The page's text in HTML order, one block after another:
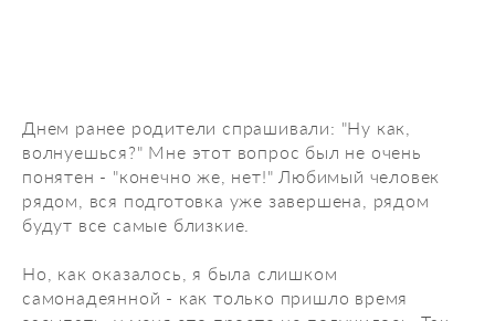
Днем ранее родители спрашивали: "Ну как,
волнуешься?" Мне этот вопрос был не очень
понятен - "конечно же, нет!" Любимый человек
рядом, вся подготовка уже завершена, рядом
будут все самые близкие.
Но, как оказалось, я была слишком
самонадеянной - как только пришло время